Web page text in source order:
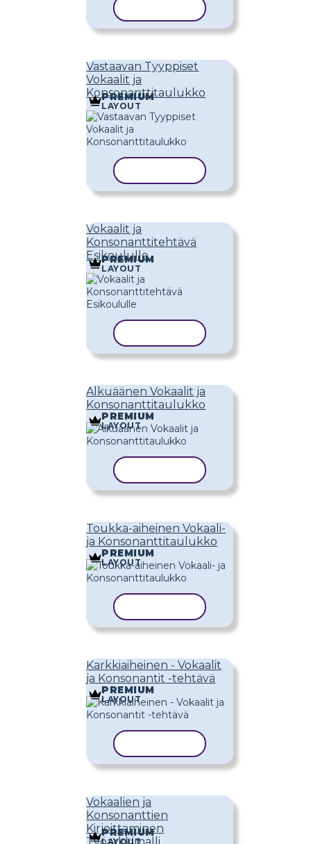
Vastaavan Tyyppiset
Vokaalit ja
Konsonanttitaulukko
PREMIUM
LAYOUT
Vokaalit ja
Konsonanttitehtävä
Esikoululle
PREMIUM
LAYOUT
Alkuäänen Vokaalit ja
Konsonanttitaulukko
PREMIUM
LAYOUT
Toukka-aiheinen Vokaali-
ja Konsonanttitaulukko
PREMIUM
LAYOUT
Karkkiaiheinen - Vokaalit
ja Konsonantit -tehtävä
PREMIUM
LAYOUT
Vokaalien ja
Konsonanttien
Kirjoittaminen
PREMIUM
LAYOUT